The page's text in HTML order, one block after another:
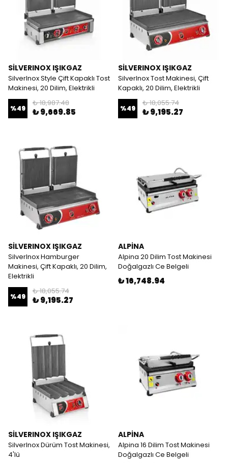
SİLVERINOX IŞIKGAZ
SilverInox Style Çift Kapaklı Tost
Makinesi, 20 Dilim, Elektrikli
%49
₺ 18,987.48
₺ 9,669.85
SİLVERINOX IŞIKGAZ
SilverInox Tost Makinesi, Çift
Kapaklı, 20 Dilim, Elektrikli
%49
₺ 18,055.74
₺ 9,195.27
SİLVERINOX IŞIKGAZ
SilverInox Hamburger
Makinesi, Çift Kapaklı, 20 Dilim,
Elektrikli
%49
₺ 18,055.74
₺ 9,195.27
ALPİNA
Alpina 20 Dilim Tost Makinesi
Doğalgazlı Ce Belgeli
₺ 16,748.94
SİLVERINOX IŞIKGAZ
SilverInox Dürüm Tost Makinesi,
4'lü
ALPİNA
Alpina 16 Dilim Tost Makinesi
Doğalgazlı Ce Belgeli